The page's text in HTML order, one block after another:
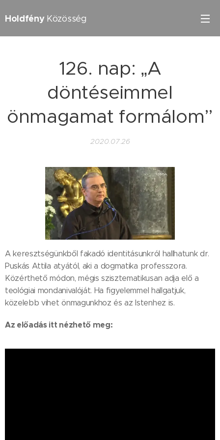
HoldfényKözösség
126. nap: „A
döntéseimmel
önmagamat formálom”
2020.07.26
A keresztségünkből fakadó identitásunkról hallhatunk dr.
Puskás Attila atyától, aki a dogmatika professzora.
Közérthető módon, mégis szisztematikusan adja elő a
teológiai mondanivalóját. Ha figyelemmel hallgatjuk,
közelebb vihet önmagunkhoz és az Istenhez is.
Az előadás itt nézhető meg: